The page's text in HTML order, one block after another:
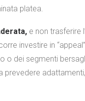
platea.
e non trasferire
investire in
o dei segmenti
prevedere